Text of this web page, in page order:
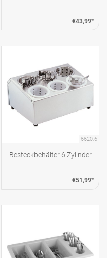
€43,99*
6620.6
Besteckbehälter 6 Zylinder
€51,99*